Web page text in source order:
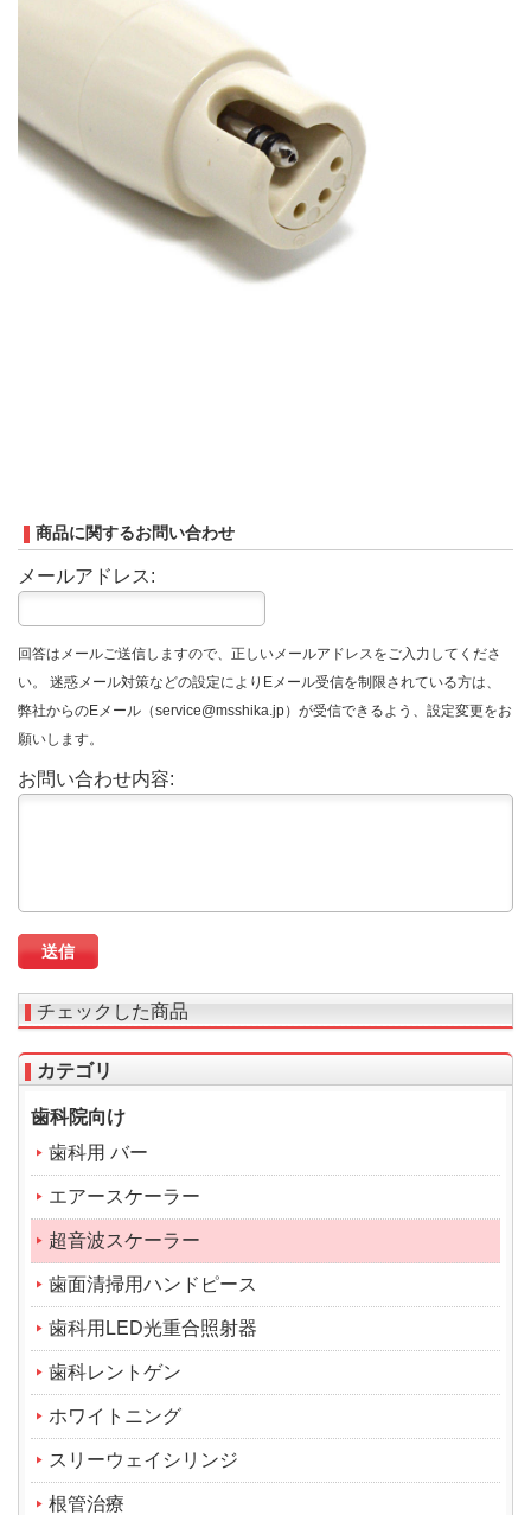
商品に関するお問い合わせ
メールアドレス:
回答はメールご送信しますので、正しいメールアドレスをご入力してくださ
い。 迷惑メール対策などの設定によりEメール受信を制限されている方は、
弊社からのEメール（service@msshika.jp）が受信できるよう、設定変更をお
願いします。
お問い合わせ内容:
チェックした商品
カテゴリ
歯科院向け
歯科用 バー
エアースケーラー
超音波スケーラー
歯面清掃用ハンドピース
歯科用LED光重合照射器
歯科レントゲン
ホワイトニング
スリーウェイシリンジ
根管治療